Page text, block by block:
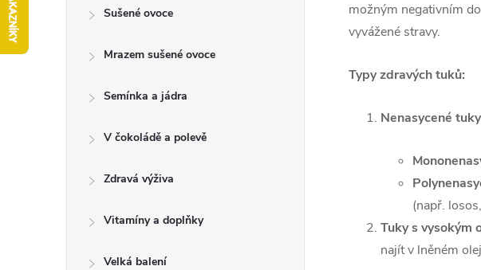
Sušené ovoce
Mrazem sušené ovoce
Semínka a jádra
V čokoládě a polevě
Zdravá výživa
Vitamíny a doplňky
Velká balení
možným negativním
vyvážené stravy.
Typy zdravých tuků:
Nenasycené tuky
(např.
Tuky s vysokým
najít v lněném